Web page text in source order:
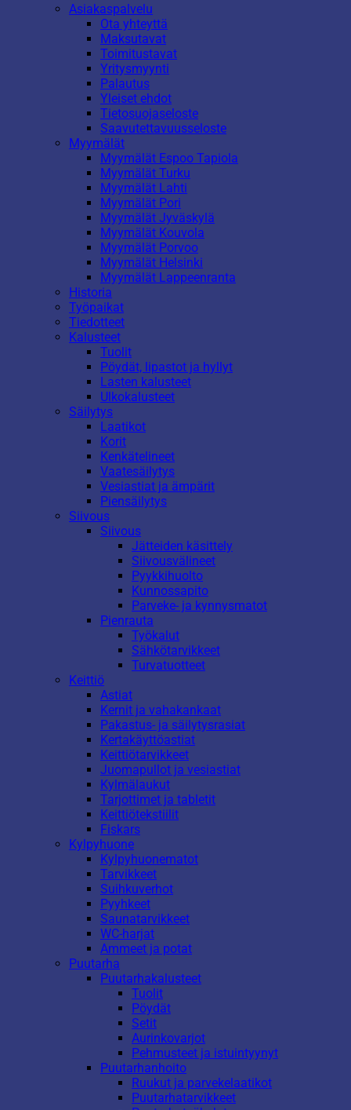
Asiakaspalvelu
Ota yhteyttä
Maksutavat
Toimitustavat
Yritysmyynti
Palautus
Yleiset ehdot
Tietosuojaseloste
Saavutettavuusseloste
Myymälät
Myymälät Espoo Tapiola
Myymälät Turku
Myymälät Lahti
Myymälät Pori
Myymälät Jyväskylä
Myymälät Kouvola
Myymälät Porvoo
Myymälät Helsinki
Myymälät Lappeenranta
Historia
Työpaikat
Tiedotteet
Kalusteet
Tuolit
Pöydät, lipastot ja hyllyt
Lasten kalusteet
Ulkokalusteet
Säilytys
Laatikot
Korit
Kenkätelineet
Vaatesäilytys
Vesiastiat ja ämpärit
Piensäilytys
Siivous
Siivous
Jätteiden käsittely
Siivousvälineet
Pyykkihuolto
Kunnossapito
Parveke- ja kynnysmatot
Pienrauta
Työkalut
Sähkötarvikkeet
Turvatuotteet
Keittiö
Astiat
Kernit ja vahakankaat
Pakastus- ja säilytysrasiat
Kertakäyttöastiat
Keittiötarvikkeet
Juomapullot ja vesiastiat
Kylmälaukut
Tarjottimet ja tabletit
Keittiötekstiilit
Fiskars
Kylpyhuone
Kylpyhuonematot
Tarvikkeet
Suihkuverhot
Pyyhkeet
Saunatarvikkeet
WC-harjat
Ammeet ja potat
Puutarha
Puutarhakalusteet
Tuolit
Pöydät
Setit
Aurinkovarjot
Pehmusteet ja istuintyynyt
Puutarhanhoito
Ruukut ja parvekelaatikot
Puutarhatarvikkeet